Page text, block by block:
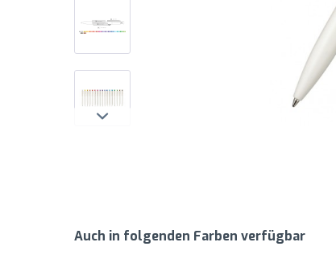
Auch in folgenden Farben verfügbar